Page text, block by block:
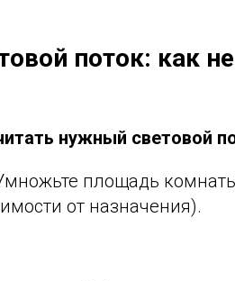
поток: как
нужный световой
площадь
от назначения).